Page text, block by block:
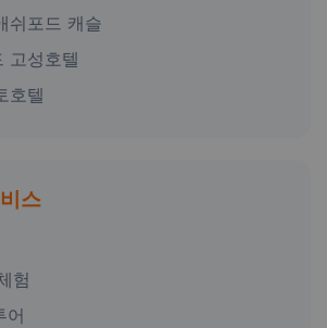
쉬포드 캐슬
고성호텔
호텔
스
험
어